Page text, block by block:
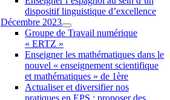
dispositif linguistique d’excellence
Décembre 2023
Groupe de Travail numérique
« ERTZ »
Enseigner les mathématiques dans le
nouvel « enseignement scientifique
et mathématiques » de 1ère
Actualiser et diversifier nos
pratiques en EPS : proposer des